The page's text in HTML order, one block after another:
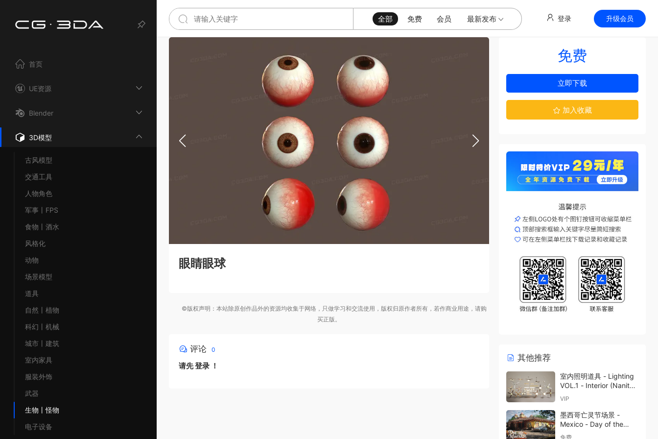
全部 免费 会员 最新发布 登录 升级会员
首页
UE资源
Blender
3D模型
古风模型
交通工具
人物角色
军事丨FPS
食物丨酒水
风格化
动物
场景模型
道具
自然丨植物
科幻丨机械
城市丨建筑
室内家具
服装外饰
武器
生物丨怪物
电子设备
眼睛眼球
©版权声明：本站除原创作品外的资源均收集于网络，只做学习和交流使用，版权归原作者所有，若作商业用途，请购
买正版。
评论 0
请先登录 ！
免费
立即下载
加入收藏
其他推荐
室内照明道具 - Lighting
VOL.1 - Interior (Nanite
and Low Poly)
VIP
墨西哥亡灵节场景 -
Mexico - Day of the
Dead (Día de los
免费